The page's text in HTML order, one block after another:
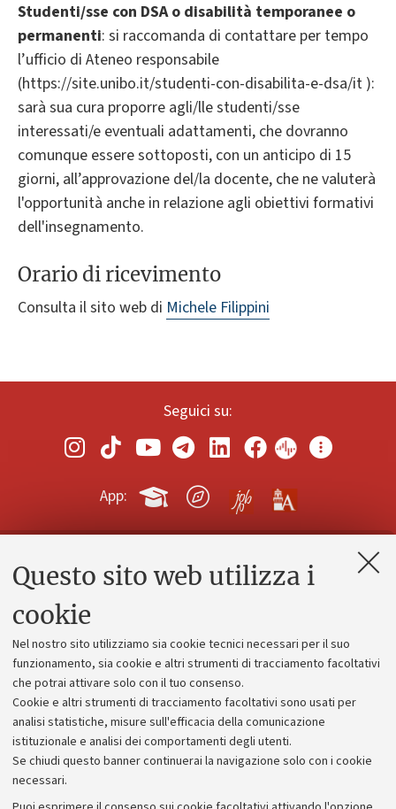
Questo sito web utilizza i
cookie
Nel nostro sito utilizziamo sia cookie tecnici necessari per il suo
funzionamento, sia cookie e altri strumenti di tracciamento facoltativi
che potrai attivare solo con il tuo consenso.
Cookie e altri strumenti di tracciamento facoltativi sono usati per
analisi statistiche, misure sull'efficacia della comunicazione
istituzionale e analisi dei comportamenti degli utenti.
Se chiudi questo banner continuerai la navigazione solo con i cookie
necessari.
Studenti/sse con DSA o disabilità temporanee o
permanenti: si raccomanda di contattare per tempo
l’ufficio di Ateneo responsabile
(https://site.unibo.it/studenti-con-disabilita-e-dsa/it ):
sarà sua cura proporre agli/lle studenti/sse
interessati/e eventuali adattamenti, che dovranno
comunque essere sottoposti, con un anticipo di 15
giorni, all’approvazione del/la docente, che ne valuterà
l'opportunità anche in relazione agli obiettivi formativi
dell'insegnamento.
Orario di ricevimento
Consulta il sito web di Michele Filippini
Seguici su:
App:
Contatti e PEC
Alumni community
Piano strategico
Bilanci
Donazioni e 5x1000
Bandi, gare e concorsi